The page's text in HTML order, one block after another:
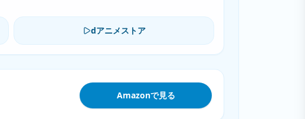
dアニメストア
Amazonで見る